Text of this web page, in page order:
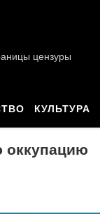
цензуры
КУЛЬТУРА
оккупацию